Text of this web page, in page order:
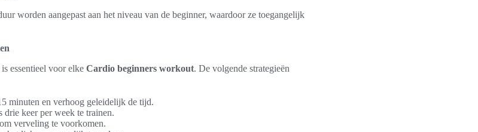
worden aangepast aan het niveau van de beginner, waardoor ze toegangelijk
essentieel voor elke Cardio beginners workout. De volgende strategieën
minuten en verhoog geleidelijk de tijd.
drie keer per week te trainen.
verveling te voorkomen.